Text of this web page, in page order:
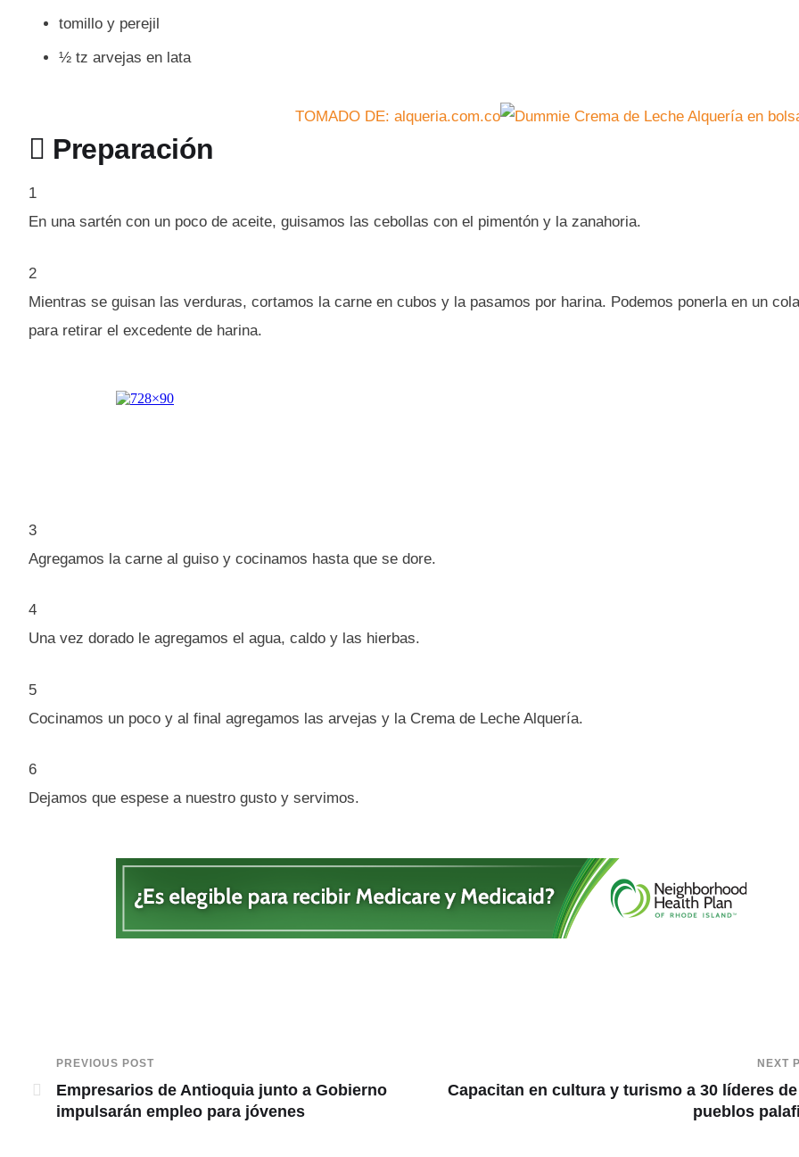
tomillo y perejil
½ tz arvejas en lata
TOMADO DE: alqueria.com.co
 Preparación
1
En una sartén con un poco de aceite, guisamos las cebollas con el pimentón y la zanahoria.
2
Mientras se guisan las verduras, cortamos la carne en cubos y la pasamos por harina. Podemos ponerla en un
para retirar el excedente de harina.
3
Agregamos la carne al guiso y cocinamos hasta que se dore.
4
Una vez dorado le agregamos el agua, caldo y las hierbas.
5
Cocinamos un poco y al final agregamos las arvejas y la Crema de Leche Alquería.
6
Dejamos que espese a nuestro gusto y servimos.
PREVIOUS POST
Empresarios de Antioquia junto a Gobierno
impulsarán empleo para jóvenes
NEXT
Capacitan en cultura y turismo a 30 líderes
pueblos